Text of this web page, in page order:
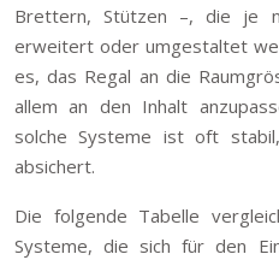
Brettern, Stützen –, die je
erweitert oder umgestaltet
es, das Regal an die
allem an den Inhalt
solche Systeme ist oft
absichert.
Die folgende Tabelle
Systeme, die sich für den